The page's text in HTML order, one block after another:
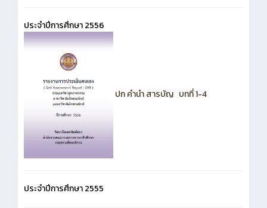
ประจำปีการศึกษา 2556
ปก คำนำ สารบัญ บทที่ 1-4
ประจำปีการศึกษา 2555